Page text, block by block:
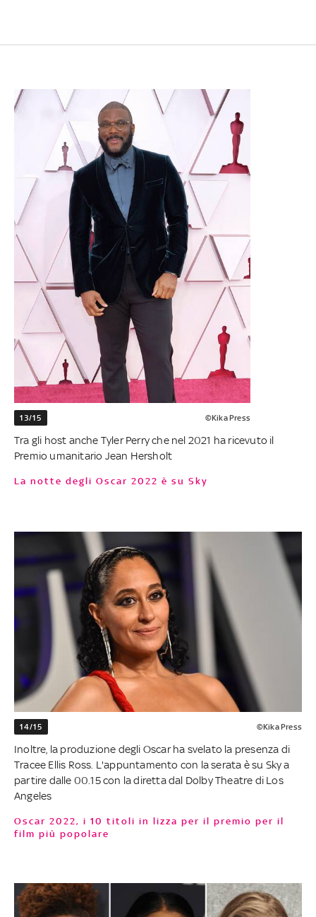
13/15 ©Kika Press
Tra gli host anche Tyler Perry che nel 2021 ha ricevuto il
Premio umanitario Jean Hersholt
La notte degli Oscar 2022 è su Sky
14/15 ©Kika Press
Inoltre, la produzione degli Oscar ha svelato la presenza di
Tracee Ellis Ross. L'appuntamento con la serata è su Sky a
partire dalle 00.15 con la diretta dal Dolby Theatre di Los
Angeles
Oscar 2022, i 10 titoli in lizza per il premio per il
film più popolare